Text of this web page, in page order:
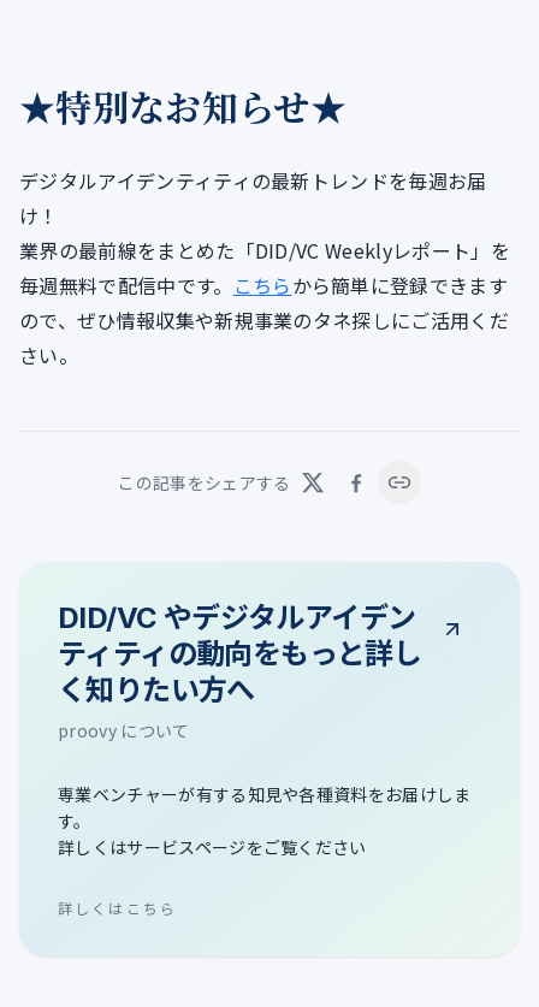
★特別なお知らせ★
デジタルアイデンティティの最新トレンドを毎週お届
け！
業界の最前線をまとめた「DID/VC Weeklyレポート」を
毎週無料で配信中です。 こちらから簡単に登録できます
ので、ぜひ情報収集や新規事業のタネ探しにご活用くだ
さい。
この記事をシェアする
DID/VC やデジタルアイデン
ティティの動向をもっと詳し
く知りたい方へ
proovy について
専業ベンチャーが有する知見や各種資料をお届けしま
す。
詳しくはサービスページをご覧ください
詳しくはこちら